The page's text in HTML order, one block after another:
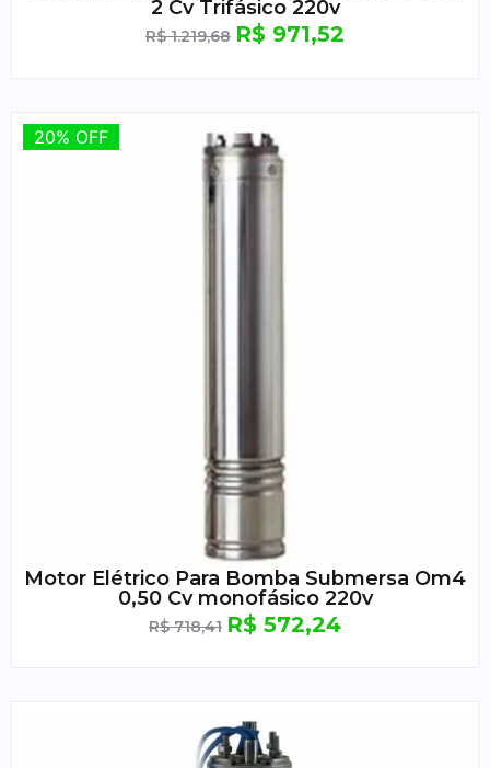
2 Cv Trifásico 220v
R$1.219,68 R$ 971,52
20% OFF
20% OFF
Motor Elétrico Para Bomba Submersa Om4
0,50 Cv monofásico 220v
R$718,41 R$ 572,24